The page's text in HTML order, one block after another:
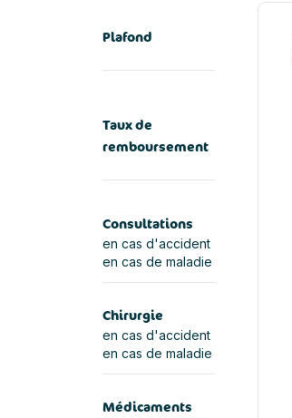
Plafond
Taux de
remboursement
Consultations
en cas d'accident
en cas de maladie
Chirurgie
en cas d'accident
en cas de maladie
Médicaments